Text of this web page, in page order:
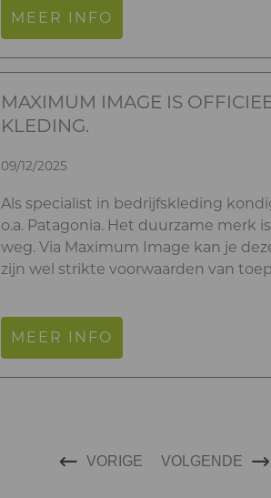
MEER INFO
MAXIMUM IMAGE IS
KLEDING.
09/12/2025
Als specialist in bedrijfskleding
o.a. Patagonia. Het duurzame merk
weg. Via Maximum Image kan je
zijn wel strikte voorwaarden van
MEER INFO
VORIGE VOLGENDE